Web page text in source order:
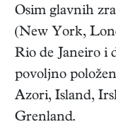
Osim glavnih
(New York,
Rio de Janeiro i
povoljno
Azori, Island,
Grenland.